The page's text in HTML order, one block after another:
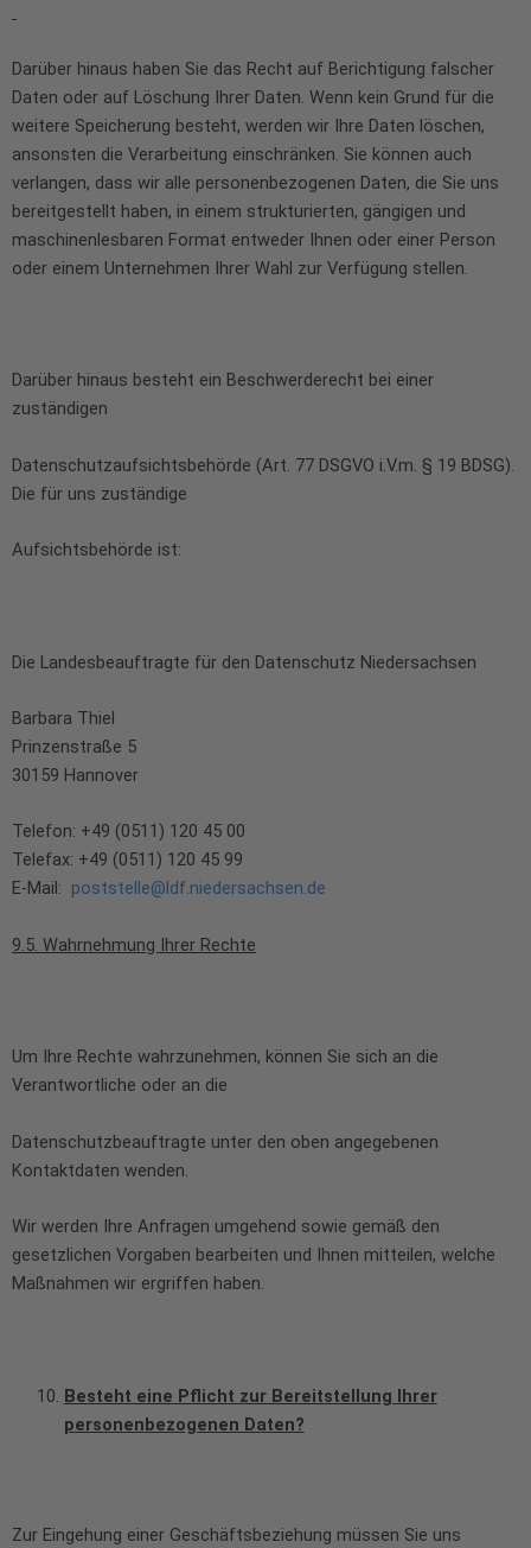
Darüber hinaus haben Sie das Recht auf Berichtigung falscher
Daten oder auf Löschung Ihrer Daten. Wenn kein Grund für die
weitere Speicherung besteht, werden wir Ihre Daten löschen,
ansonsten die Verarbeitung einschränken. Sie können auch
verlangen, dass wir alle personenbezogenen Daten, die Sie uns
bereitgestellt haben, in einem strukturierten, gängigen und
maschinenlesbaren Format entweder Ihnen oder einer Person
oder einem Unternehmen Ihrer Wahl zur Verfügung stellen.
Darüber hinaus besteht ein Beschwerderecht bei einer
zuständigen
Datenschutzaufsichtsbehörde (Art. 77 DSGVO i.V.m. § 19 BDSG).
Die für uns zuständige
Aufsichtsbehörde ist:
Die Landesbeauftragte für den Datenschutz Niedersachsen
Barbara Thiel
Prinzenstraße 5
30159 Hannover
Telefon: +49 (0511) 120 45 00
Telefax: +49 (0511) 120 45 99
E-Mail: poststelle@ldf.niedersachsen.de
9.5. Wahrnehmung Ihrer Rechte
Um Ihre Rechte wahrzunehmen, können Sie sich an die
Verantwortliche oder an die
Datenschutzbeauftragte unter den oben angegebenen
Kontaktdaten wenden.
Wir werden Ihre Anfragen umgehend sowie gemäß den
gesetzlichen Vorgaben bearbeiten und Ihnen mitteilen, welche
Maßnahmen wir ergriffen haben.
Besteht eine Pflicht zur Bereitstellung Ihrer
personenbezogenen Daten?
Zur Eingehung einer Geschäftsbeziehung müssen Sie uns